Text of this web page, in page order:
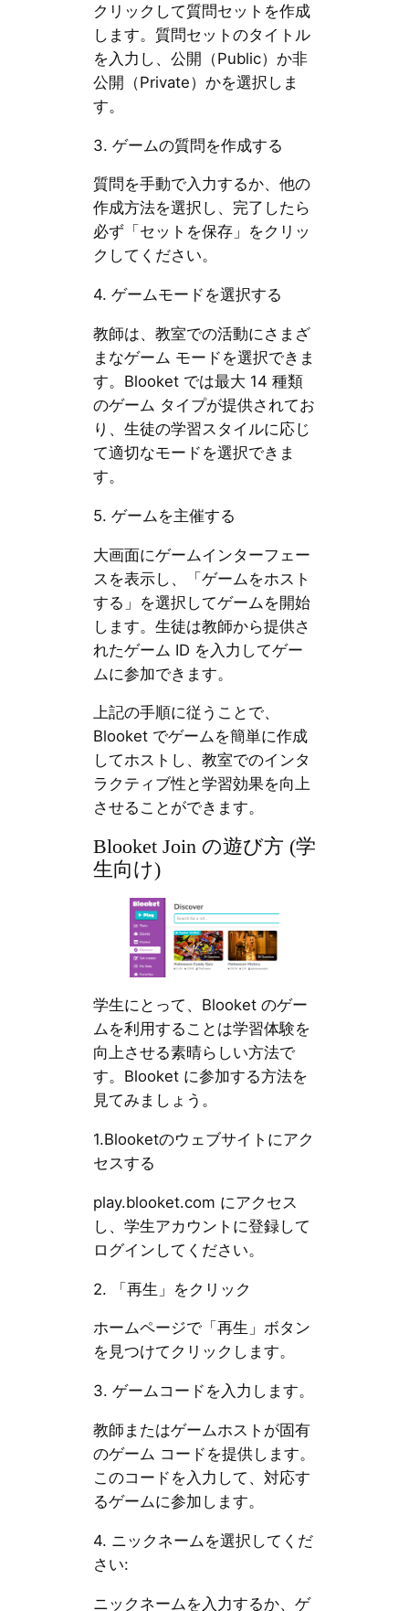
クリックして質問セットを作成
します。質問セットのタイトル
を入力し、公開（Public）か非
公開（Private）かを選択しま
す。
3. ゲームの質問を作成する
質問を手動で入力するか、他の
作成方法を選択し、完了したら
必ず「セットを保存」をクリッ
クしてください。
4. ゲームモードを選択する
教師は、教室での活動にさまざ
まなゲーム モードを選択できま
す。Blooket では最大 14 種類
のゲーム タイプが提供されてお
り、生徒の学習スタイルに応じ
て適切なモードを選択できま
す。
5. ゲームを主催する
大画面にゲームインターフェー
スを表示し、「ゲームをホスト
する」を選択してゲームを開始
します。生徒は教師から提供さ
れたゲーム ID を入力してゲー
ムに参加できます。
上記の手順に従うことで、
Blooket でゲームを簡単に作成
してホストし、教室でのインタ
ラクティブ性と学習効果を向上
させることができます。
Blooket Join の遊び方 (学
生向け)
学生にとって、Blooket のゲー
ムを利用することは学習体験を
向上させる素晴らしい方法で
す。Blooket に参加する方法を
見てみましょう。
1.Blooketのウェブサイトにアク
セスする
play.blooket.com にアクセス
し、学生アカウントに登録して
ログインしてください。
2. 「再生」をクリック
ホームページで「再生」ボタン
を見つけてクリックします。
3. ゲームコードを入力します。
教師またはゲームホストが固有
のゲーム コードを提供します。
このコードを入力して、対応す
るゲームに参加します。
4. ニックネームを選択してくだ
さい:
ニックネームを入力するか、ゲ